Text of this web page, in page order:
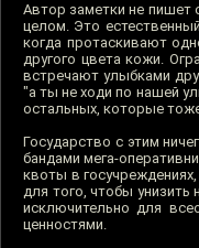
Автор заметки не пишет
целом. Это
когда протаскивают
другого цвета кожи.
встречают улыбками
"а ты не ходи по нашей
остальных, которые
Государство с этим
бандами мега-
квоты в
для того, чтобы унизить
исключительно для
ценностями.